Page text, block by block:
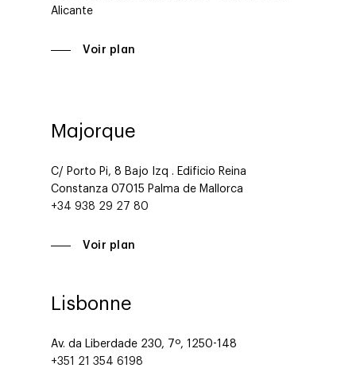
Alicante
Voir plan
Majorque
C/ Porto Pi, 8 Bajo Izq . Edificio Reina
Constanza 07015 Palma de Mallorca
+34 938 29 27 80
Voir plan
Lisbonne
Av. da Liberdade 230, 7º, 1250-148
+351 21 354 6198